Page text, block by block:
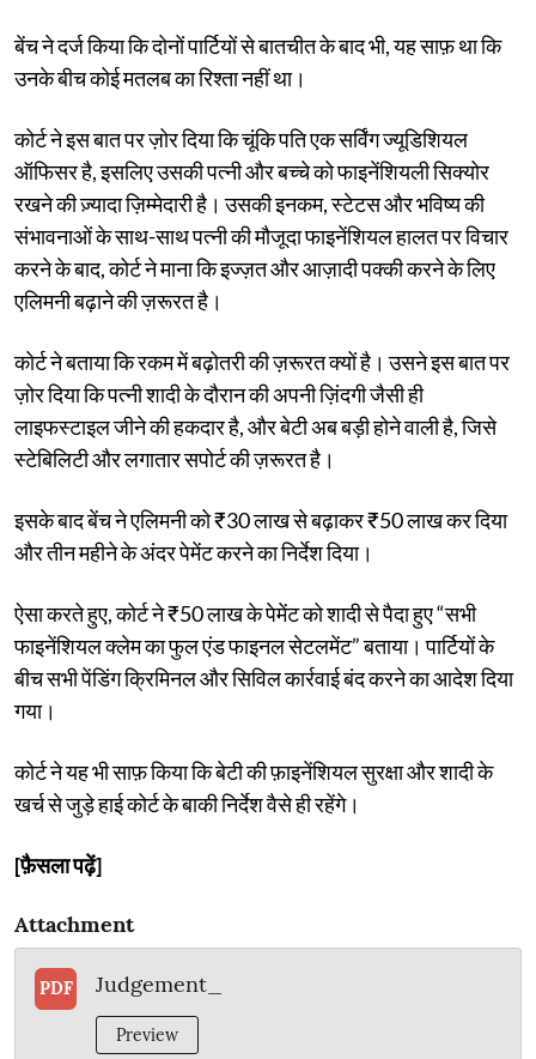
बेंच ने दर्ज किया कि दोनों पार्टियों से बातचीत के बाद भी, यह साफ़ था कि
उनके बीच कोई मतलब का रिश्ता नहीं था।
कोर्ट ने इस बात पर ज़ोर दिया कि चूंकि पति एक सर्विंग ज्यूडिशियल
ऑफिसर है, इसलिए उसकी पत्नी और बच्चे को फाइनेंशियली सिक्योर
रखने की ज़्यादा ज़िम्मेदारी है। उसकी इनकम, स्टेटस और भविष्य की
संभावनाओं के साथ-साथ पत्नी की मौजूदा फाइनेंशियल हालत पर विचार
करने के बाद, कोर्ट ने माना कि इज्ज़त और आज़ादी पक्की करने के लिए
एलिमनी बढ़ाने की ज़रूरत है।
कोर्ट ने बताया कि रकम में बढ़ोतरी की ज़रूरत क्यों है। उसने इस बात पर
ज़ोर दिया कि पत्नी शादी के दौरान की अपनी ज़िंदगी जैसी ही
लाइफस्टाइल जीने की हकदार है, और बेटी अब बड़ी होने वाली है, जिसे
स्टेबिलिटी और लगातार सपोर्ट की ज़रूरत है।
इसके बाद बेंच ने एलिमनी को ₹30 लाख से बढ़ाकर ₹50 लाख कर दिया
और तीन महीने के अंदर पेमेंट करने का निर्देश दिया।
ऐसा करते हुए, कोर्ट ने ₹50 लाख के पेमेंट को शादी से पैदा हुए “सभी
फाइनेंशियल क्लेम का फुल एंड फाइनल सेटलमेंट” बताया। पार्टियों के
बीच सभी पेंडिंग क्रिमिनल और सिविल कार्रवाई बंद करने का आदेश दिया
गया।
कोर्ट ने यह भी साफ़ किया कि बेटी की फ़ाइनेंशियल सुरक्षा और शादी के
खर्च से जुड़े हाई कोर्ट के बाकी निर्देश वैसे ही रहेंगे।
[फ़ैसला पढ़ें]
Attachment
PDF Judgement_
Preview